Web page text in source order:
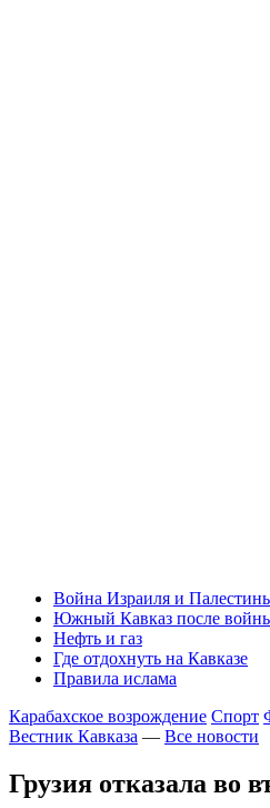
Война Израиля и
Южный Кавказ после
Нефть и газ
Где отдохнуть на Кавказе
Правила ислама
Карабахское возрождение Спорт
Вестник Кавказа — Все новости
Грузия отказала во